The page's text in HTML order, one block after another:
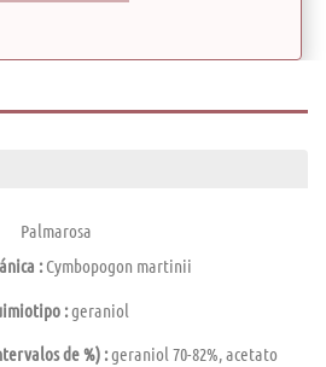
Palmarosa
:Cymbopogon martinii
:geraniol
de %) :geraniol 70-82%, acetato